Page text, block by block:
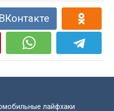
лайфхаки